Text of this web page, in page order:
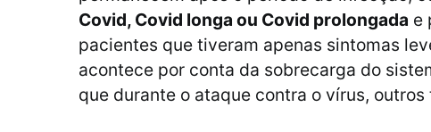
Covid, Covid longa ou Covid prolongada e
pacientes que tiveram apenas sintomas
acontece por conta da sobrecarga do
que durante o ataque contra o vírus,